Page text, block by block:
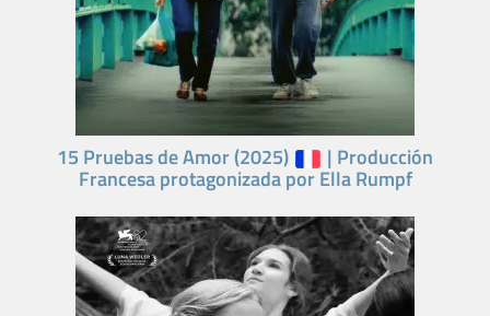
15 Pruebas de Amor (2025) | Producción
Francesa protagonizada por Ella Rumpf